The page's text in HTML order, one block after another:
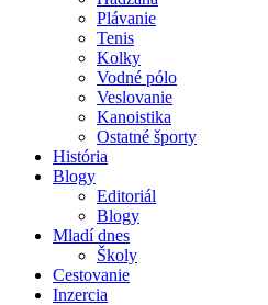
Plávanie
Tenis
Kolky
Vodné pólo
Veslovanie
Kanoistika
Ostatné športy
História
Blogy
Editoriál
Blogy
Mladí dnes
Školy
Cestovanie
Inzercia